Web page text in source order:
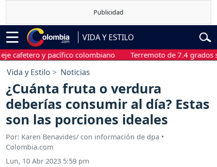
VIDA Y ESTILO
y pacífico colombiano Terremoto de 7.4 grados
Vida y Estilo Noticias
¿Cuánta fruta o verdura
deberías consumir al día? Estas
son las porciones ideales
Por: Karen Benavides/ con información de dpa •
Colombia.com
Lun, 10 Abr 2023 5:59 pm